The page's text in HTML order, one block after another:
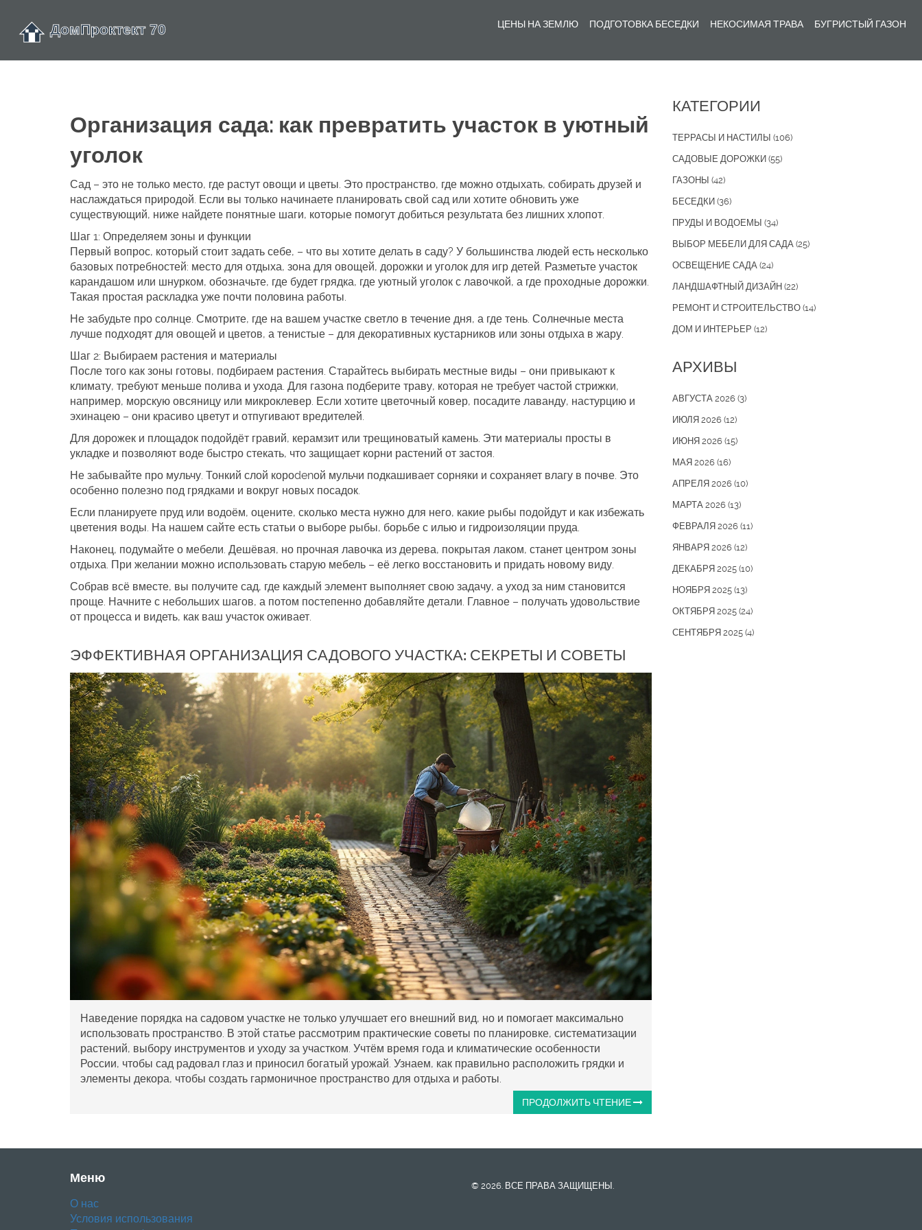
ЦЕНЫ НА ЗЕМЛЮ ПОДГОТОВКА БЕСЕДКИ НЕКОСИМАЯ ТРАВА БУГРИСТЫЙ ГАЗОН
Организация сада: как превратить участок в уютный
уголок
Сад – это не только место, где растут овощи и цветы. Это пространство, где можно отдыхать, собирать друзей и
наслаждаться природой. Если вы только начинаете планировать свой сад или хотите обновить уже
существующий, ниже найдете понятные шаги, которые помогут добиться результата без лишних хлопот.
Шаг 1: Определяем зоны и функции
Первый вопрос, который стоит задать себе, – что вы хотите делать в саду? У большинства людей есть несколько
базовых потребностей: место для отдыха, зона для овощей, дорожки и уголок для игр детей. Разметьте участок
карандашом или шнурком, обозначьте, где будет грядка, где уютный уголок с лавочкой, а где проходные дорожки.
Такая простая раскладка уже почти половина работы.
Не забудьте про солнце. Смотрите, где на вашем участке светло в течение дня, а где тень. Солнечные места
лучше подходят для овощей и цветов, а тенистые – для декоративных кустарников или зоны отдыха в жару.
Шаг 2: Выбираем растения и материалы
После того как зоны готовы, подбираем растения. Старайтесь выбирать местные виды – они привыкают к
климату, требуют меньше полива и ухода. Для газона подберите траву, которая не требует частой стрижки,
например, морскую овсяницу или микроклевер. Если хотите цветочный ковер, посадите лаванду, настурцию и
эхинацею – они красиво цветут и отпугивают вредителей.
Для дорожек и площадок подойдёт гравий, керамзит или трещиноватый камень. Эти материалы просты в
укладке и позволяют воде быстро стекать, что защищает корни растений от застоя.
Не забывайте про мульчу. Тонкий слой короdenой мульчи подкашивает сорняки и сохраняет влагу в почве. Это
особенно полезно под грядками и вокруг новых посадок.
Если планируете пруд или водоём, оцените, сколько места нужно для него, какие рыбы подойдут и как избежать
цветения воды. На нашем сайте есть статьи о выборе рыбы, борьбе с илью и гидроизоляции пруда.
Наконец, подумайте о мебели. Дешёвая, но прочная лавочка из дерева, покрытая лаком, станет центром зоны
отдыха. При желании можно использовать старую мебель – её легко восстановить и придать новому виду.
Собрав всё вместе, вы получите сад, где каждый элемент выполняет свою задачу, а уход за ним становится
проще. Начните с небольших шагов, а потом постепенно добавляйте детали. Главное – получать удовольствие
от процесса и видеть, как ваш участок оживает.
ЭФФЕКТИВНАЯ ОРГАНИЗАЦИЯ САДОВОГО УЧАСТКА: СЕКРЕТЫ И СОВЕТЫ
Наведение порядка на садовом участке не только улучшает его внешний вид, но и помогает максимально
использовать пространство. В этой статье рассмотрим практические советы по планировке, систематизации
растений, выбору инструментов и уходу за участком. Учтём время года и климатические особенности
России, чтобы сад радовал глаз и приносил богатый урожай. Узнаем, как правильно расположить грядки и
элементы декора, чтобы создать гармоничное пространство для отдыха и работы.
ПРОДОЛЖИТЬ ЧТЕНИЕ
КАТЕГОРИИ
ТЕРРАСЫ И НАСТИЛЫ (106)
САДОВЫЕ ДОРОЖКИ (55)
ГАЗОНЫ (42)
БЕСЕДКИ (36)
ПРУДЫ И ВОДОЕМЫ (34)
ВЫБОР МЕБЕЛИ ДЛЯ САДА (25)
ОСВЕЩЕНИЕ САДА (24)
ЛАНДШАФТНЫЙ ДИЗАЙН (22)
РЕМОНТ И СТРОИТЕЛЬСТВО (14)
ДОМ И ИНТЕРЬЕР (12)
АРХИВЫ
АВГУСТА 2026 (3)
ИЮЛЯ 2026 (12)
ИЮНЯ 2026 (15)
МАЯ 2026 (16)
АПРЕЛЯ 2026 (10)
МАРТА 2026 (13)
ФЕВРАЛЯ 2026 (11)
ЯНВАРЯ 2026 (12)
ДЕКАБРЯ 2025 (10)
НОЯБРЯ 2025 (13)
ОКТЯБРЯ 2025 (24)
СЕНТЯБРЯ 2025 (4)
Меню
О нас
Условия использования
© 2026. ВСЕ ПРАВА ЗАЩИЩЕНЫ.